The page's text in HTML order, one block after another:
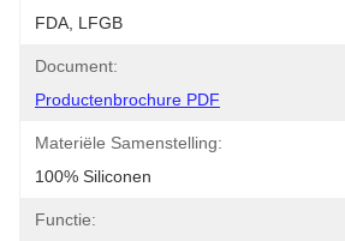
FDA, LFGB
Document:
Productenbrochure PDF
Materiële Samenstelling:
100% Siliconen
Functie: